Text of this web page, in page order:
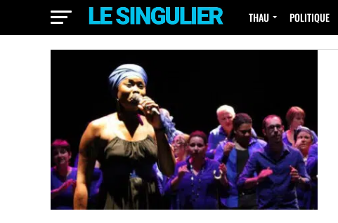
THAU POLITIQUE